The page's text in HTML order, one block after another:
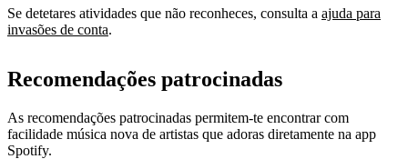
Se detetares atividades que não reconheces, consulta a ajuda para
invasões de conta.
Recomendações patrocinadas
As recomendações patrocinadas permitem-te encontrar com
facilidade música nova de artistas que adoras diretamente na app
Spotify.